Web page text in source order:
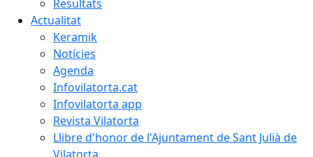
Resultats
Actualitat
Keramik
Notícies
Agenda
Infovilatorta.cat
Infovilatorta app
Revista Vilatorta
Llibre d'honor de l'Ajuntament de Sant Julià de